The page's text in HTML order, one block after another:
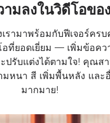
ามลงในวิดีโอข
รามาพร้อมกับฟีเจอร์ครบ
อที่ยอดเยี่ยม — เพิ่มข้อคว
ปรับแต่งได้ตามใจ! คุณส
หนา สี เพิ่มพื้นหลัง และ
มากมาย!